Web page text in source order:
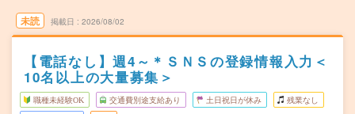
未読 掲載日 2026/08/02
【電話なし】週4～＊ＳＮＳの登録情報入力＜
10名以上の大量募集＞
職種未経験OK 交通費別途支給あり 土日祝日が休み 残業なし